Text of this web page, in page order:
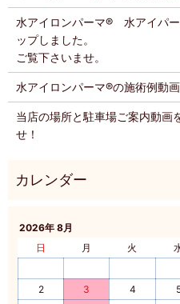
水アイロンパーマ®️ 水アイパ
ップしました。
ご覧下さいませ。
水アイロンパーマ®️の施術例動画
当店の場所と駐車場ご案内動画
せ！
2026年 8月
日
月 火
2
3 4